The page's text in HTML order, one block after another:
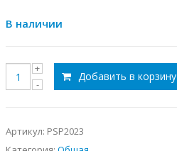
В наличии
Добавить в корзину
Артикул: PSP2023